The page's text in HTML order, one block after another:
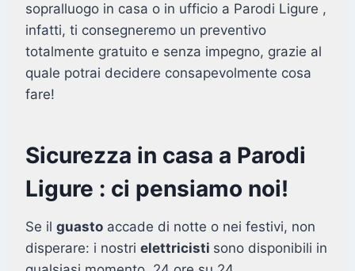
sopralluogo in casa o in ufficio a Parodi Ligure ,
infatti, ti consegneremo un preventivo
totalmente gratuito e senza impegno, grazie al
quale potrai decidere consapevolmente cosa
fare!
Sicurezza in casa a Parodi
Ligure : ci pensiamo noi!
Se il guasto accade di notte o nei festivi, non
disperare: i nostri elettricisti sono disponibili in